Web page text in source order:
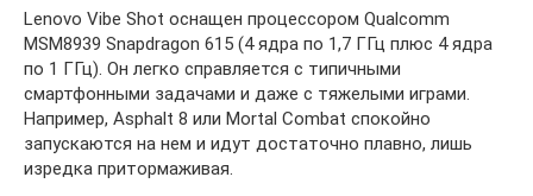
Lenovo Vibe Shot оснащен процессором Qualcomm
MSM8939 Snapdragon 615 (4 ядра по 1,7 ГГц плюс 4 ядра
по 1 ГГц). Он легко справляется с типичными
смартфонными задачами и даже с тяжелыми играми.
Например, Asphalt 8 или Mortal Combat спокойно
запускаются на нем и идут достаточно плавно, лишь
изредка притормаживая.